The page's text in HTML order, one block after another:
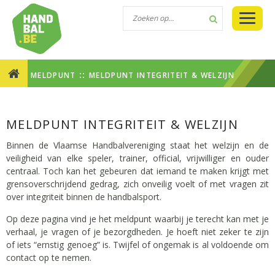
MELDPUNT ::MELDPUNT INTEGRITEIT & WELZIJN
MELDPUNT INTEGRITEIT & WELZIJN
Binnen de Vlaamse Handbalvereniging staat het welzijn en de
veiligheid van elke speler, trainer, official, vrijwilliger en ouder
centraal. Toch kan het gebeuren dat iemand te maken krijgt met
grensoverschrijdend gedrag, zich onveilig voelt of met vragen zit
over integriteit binnen de handbalsport.
Op deze pagina vind je het meldpunt waarbij je terecht kan met je
verhaal, je vragen of je bezorgdheden. Je hoeft niet zeker te zijn
of iets “ernstig genoeg” is. Twijfel of ongemak is al voldoende om
contact op te nemen.